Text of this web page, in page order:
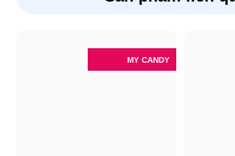
MY CANDY